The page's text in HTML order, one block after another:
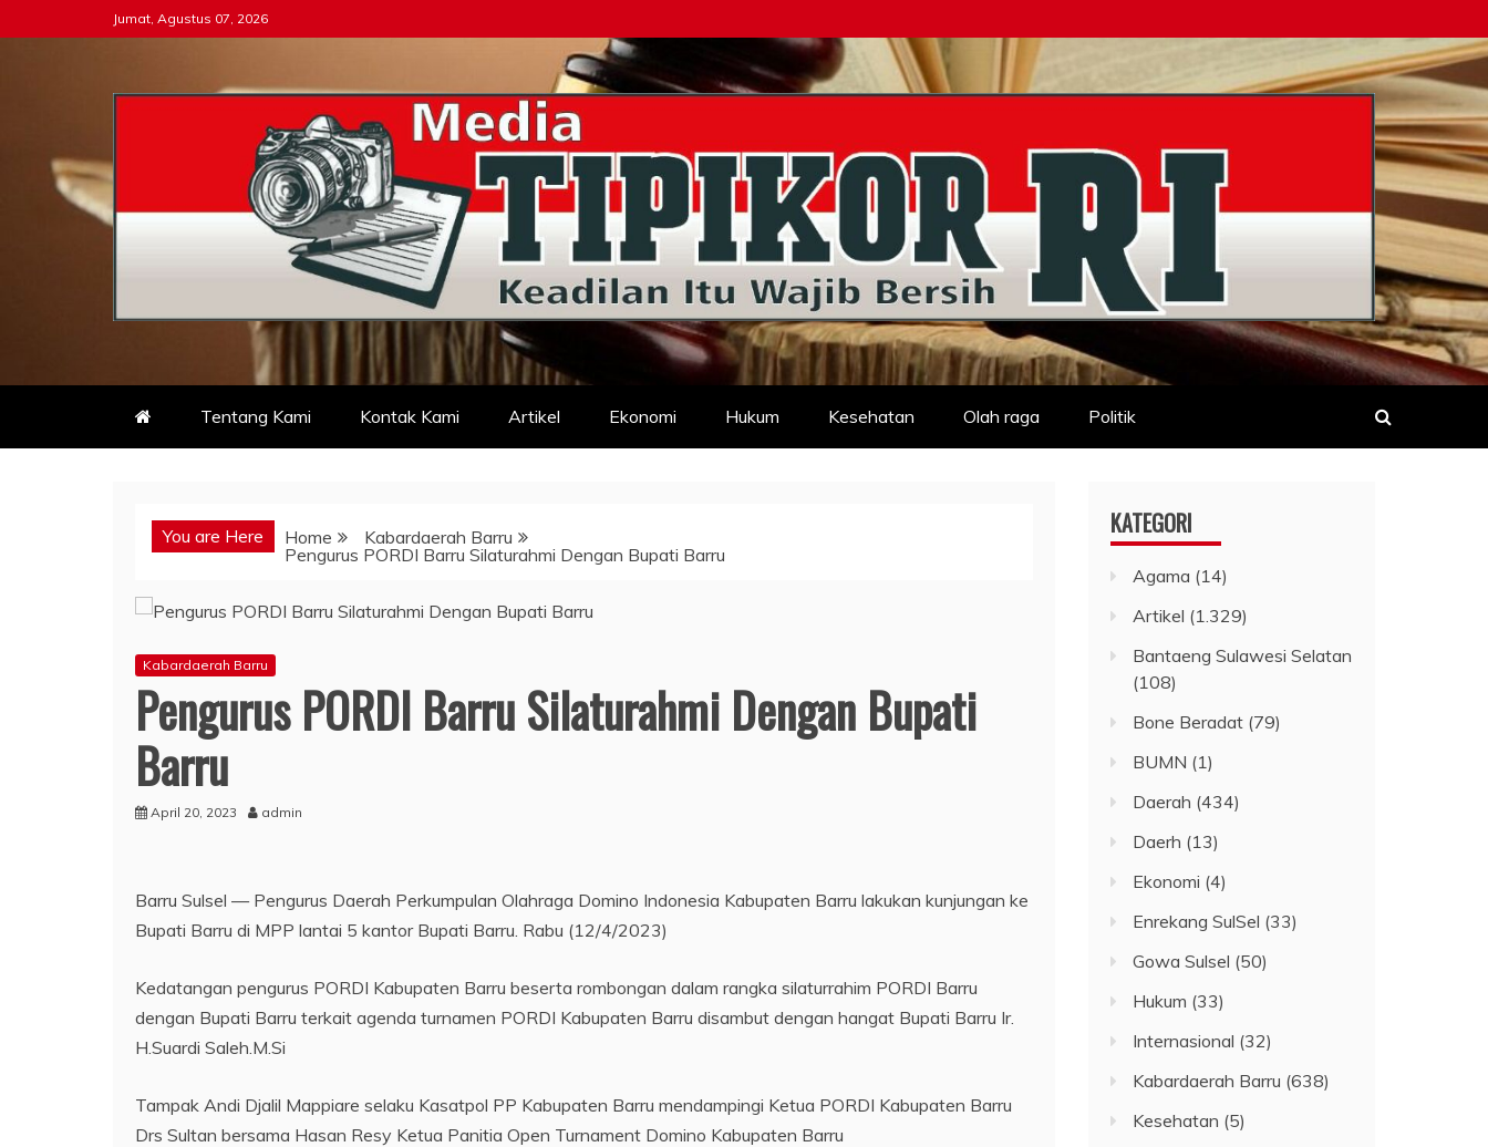
to
Jumat, Agustus 07, 2026
Tipikor-ri-online.my.id
Keadilan Itu Wajib Bersih
Tentang Kami Kontak Kami Artikel Ekonomi Hukum Kesehatan Olah raga Politik
You are Here Home
Kabardaerah Barru
Pengurus PORDI Barru Silaturahmi Dengan Bupati Barru
Kabardaerah Barru
Pengurus PORDI Barru Silaturahmi Dengan Bupati
Barru
April 20, 2023 admin
Barru Sulsel — Pengurus Daerah Perkumpulan Olahraga Domino Indonesia Kabupaten Barru lakukan kunjungan ke
Bupati Barru di MPP lantai 5 kantor Bupati Barru. Rabu (12/4/2023)
Kedatangan pengurus PORDI Kabupaten Barru beserta rombongan dalam rangka silaturrahim PORDI Barru
dengan Bupati Barru terkait agenda turnamen PORDI Kabupaten Barru disambut dengan hangat Bupati Barru Ir.
H.Suardi Saleh.M.Si
Tampak Andi Djalil Mappiare selaku Kasatpol PP Kabupaten Barru mendampingi Ketua PORDI Kabupaten Barru
Drs Sultan bersama Hasan Resy Ketua Panitia Open Turnament Domino Kabupaten Barru
KATEGORI
Agama (14)
Artikel (1.329)
Bantaeng Sulawesi Selatan
(108)
Bone Beradat (79)
BUMN (1)
Daerah (434)
Daerh (13)
Ekonomi (4)
Enrekang SulSel (33)
Gowa Sulsel (50)
Hukum (33)
Internasional (32)
Kabardaerah Barru (638)
Kesehatan (5)